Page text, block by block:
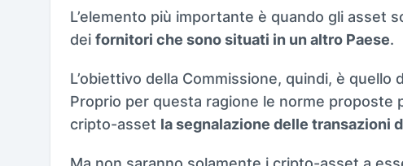
L’elemento più importante è quando gli asset
dei fornitori che sono situati in un altro Paese.
L’obiettivo della Commissione, quindi, è quello
Proprio per questa ragione le norme proposte
cripto-asset la segnalazione delle transazioni